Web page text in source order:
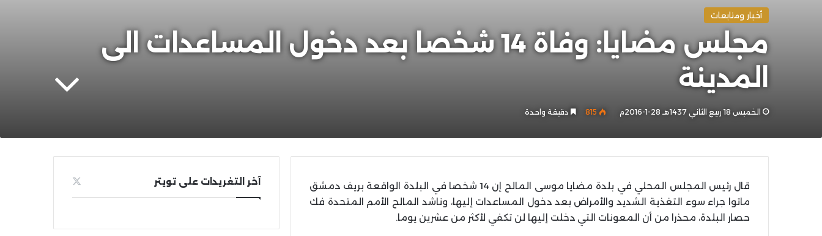
أخبار ومتابعات
مجلس مضايا: وفاة 14 شخصا بعد دخول المساعدات الى
المدينة
الخميس 18 ربيع الثاني 1437هـ 28-1-2016م 815 دقيقة واحدة
قال رئيس المجلس المحلي في بلدة مضايا موسى المالح إن 14 شخصا في البلدة الواقعة بريف دمشق
ماتوا جراء سوء التغذية الشديد والأمراض بعد دخول المساعدات إليها، وناشد المالح الأمم المتحدة فك
حصار البلدة، محذرا من أن المعونات التي دخلت إليها لن تكفي لأكثر من عشرين يوما.
آخر التغريدات على تويتر